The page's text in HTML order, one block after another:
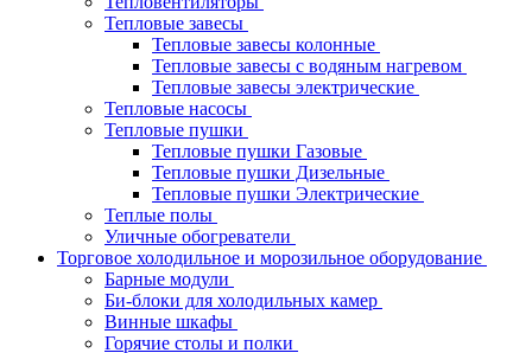
Тепловые завесы
Тепловые завесы колонные
Тепловые завесы с водяным нагревом
Тепловые завесы электрические
Тепловые насосы
Тепловые пушки
Тепловые пушки Газовые
Тепловые пушки Дизельные
Тепловые пушки Электрические
Теплые полы
Уличные обогреватели
Торговое холодильное и морозильное оборудование
Барные модули
Би-блоки для холодильных камер
Винные шкафы
Горячие столы и полки